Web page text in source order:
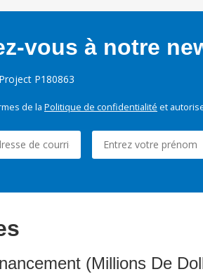
vous à notre
P180863
de la Politique de confidentialité et
(Millions De